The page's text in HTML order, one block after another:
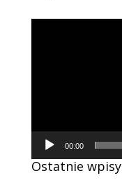
00:00
Ostatnie wpisy